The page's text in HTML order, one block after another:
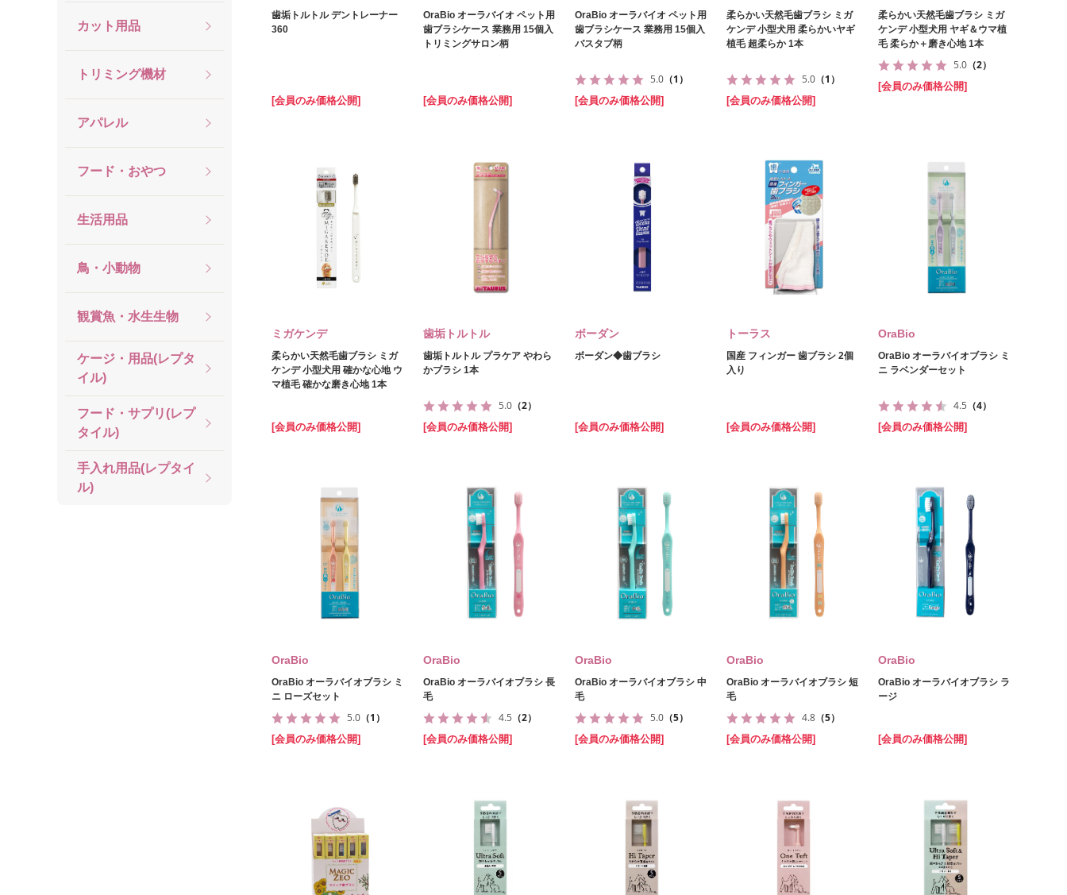
カット用品
トリミング機材
アパレル
フード・おやつ
生活用品
鳥・小動物
観賞魚・水生生物
ケージ・用品(レプタ
イル)
フード・サプリ(レプ
タイル)
手入れ用品(レプタイ
ル)
歯垢トルトル デントレーナー
360
[会員のみ価格公開]
OraBio オーラバイオ ペット用
歯ブラシケース 業務用 15個入
トリミングサロン柄
[会員のみ価格公開]
OraBio オーラバイオ ペット用
歯ブラシケース 業務用 15個入
バスタブ柄
5.0 （1）
[会員のみ価格公開]
柔らかい天然毛歯ブラシ ミガ
ケンデ 小型犬用 柔らかいヤギ
植毛 超柔らか 1本
5.0 （1）
[会員のみ価格公開]
柔らかい天然毛歯ブラシ ミガ
ケンデ 小型犬用 ヤギ＆ウマ植
毛 柔らか＋磨き心地 1本
5.0 （2）
[会員のみ価格公開]
ミガケンデ
柔らかい天然毛歯ブラシ ミガ
ケンデ 小型犬用 確かな心地 ウ
マ植毛 確かな磨き心地 1本
[会員のみ価格公開]
歯垢トルトル
歯垢トルトル プラケア やわら
かブラシ 1本
5.0 （2）
[会員のみ価格公開]
ボーダン
ボーダン◆歯ブラシ
[会員のみ価格公開]
トーラス
国産 フィンガー 歯ブラシ 2個
入り
[会員のみ価格公開]
OraBio
OraBio オーラバイオブラシ ミ
ニ ラベンダーセット
4.5 （4）
[会員のみ価格公開]
OraBio
OraBio オーラバイオブラシ ミ
ニ ローズセット
5.0 （1）
[会員のみ価格公開]
OraBio
OraBio オーラバイオブラシ 長
毛
4.5 （2）
[会員のみ価格公開]
OraBio
OraBio オーラバイオブラシ 中
毛
5.0 （5）
[会員のみ価格公開]
OraBio
OraBio オーラバイオブラシ 短
毛
4.8 （5）
[会員のみ価格公開]
OraBio
OraBio オーラバイオブラシ ラ
ージ
[会員のみ価格公開]